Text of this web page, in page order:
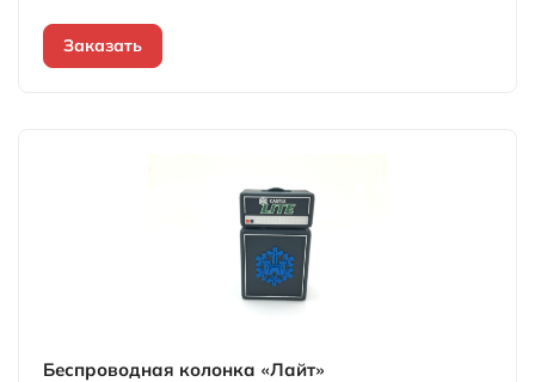
Заказать
Беспроводная колонка «Лайт»